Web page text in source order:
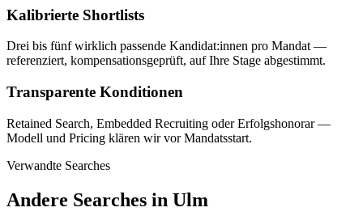
Kalibrierte Shortlists
Drei bis fünf wirklich passende Kandidat:innen pro Mandat —
referenziert, kompensationsgeprüft, auf Ihre Stage abgestimmt.
Transparente Konditionen
Retained Search, Embedded Recruiting oder Erfolgshonorar —
Modell und Pricing klären wir vor Mandatsstart.
Verwandte Searches
Andere Searches in Ulm